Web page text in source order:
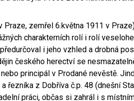
Praze, zemřel 6.května 1911 v
charakterních rolí i rolí
i jeho vzhled a drobná
českého herectví se
principál v Prodané nevěstě.
řezníka z Dobříva č.p. 48 (dnešní
práci, občas si zahrál i s